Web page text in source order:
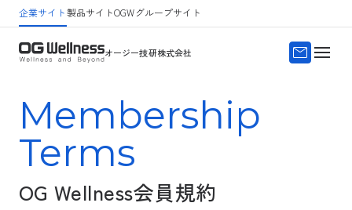
企業サイト製品サイトOGWグループサイト
オージー技研株式会社
サイトマップ
よくある質問
Membership
Terms
OG Wellness会員規約